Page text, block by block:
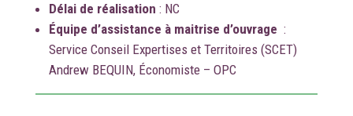
Délai de réalisation : NC
Équipe d’assistance à maitrise d’ouvrage :
Service Conseil Expertises et Territoires (SCET)
Andrew BEQUIN, Économiste – OPC